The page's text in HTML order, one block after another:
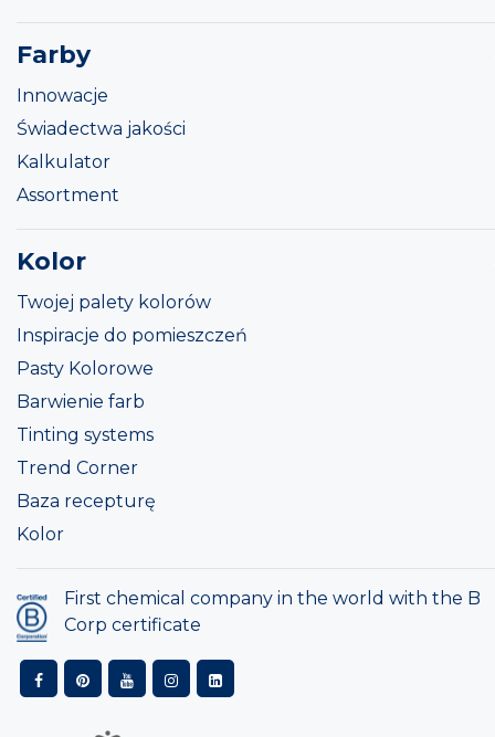
Farby
Innowacje
Świadectwa jakości
Kalkulator
Assortment
Kolor
Twojej palety kolorów
Inspiracje do pomieszczeń
Pasty Kolorowe
Barwienie farb
Tinting systems
Trend Corner
Baza recepturę
Kolor
First chemical company in the world with the B
Corp certificate